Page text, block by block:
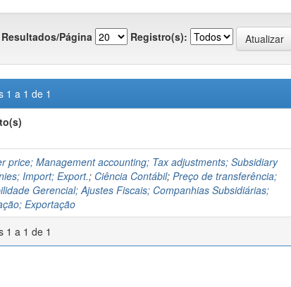
Resultados/Página Registro(s):
1 a 1 de 1
price; Management accounting; Tax adjustments; Subsidiary
Import; Export.; Ciência Contábil; Preço de transferência;
Gerencial; Ajustes Fiscais; Companhias Subsidiárias;
Exportação
1 a 1 de 1